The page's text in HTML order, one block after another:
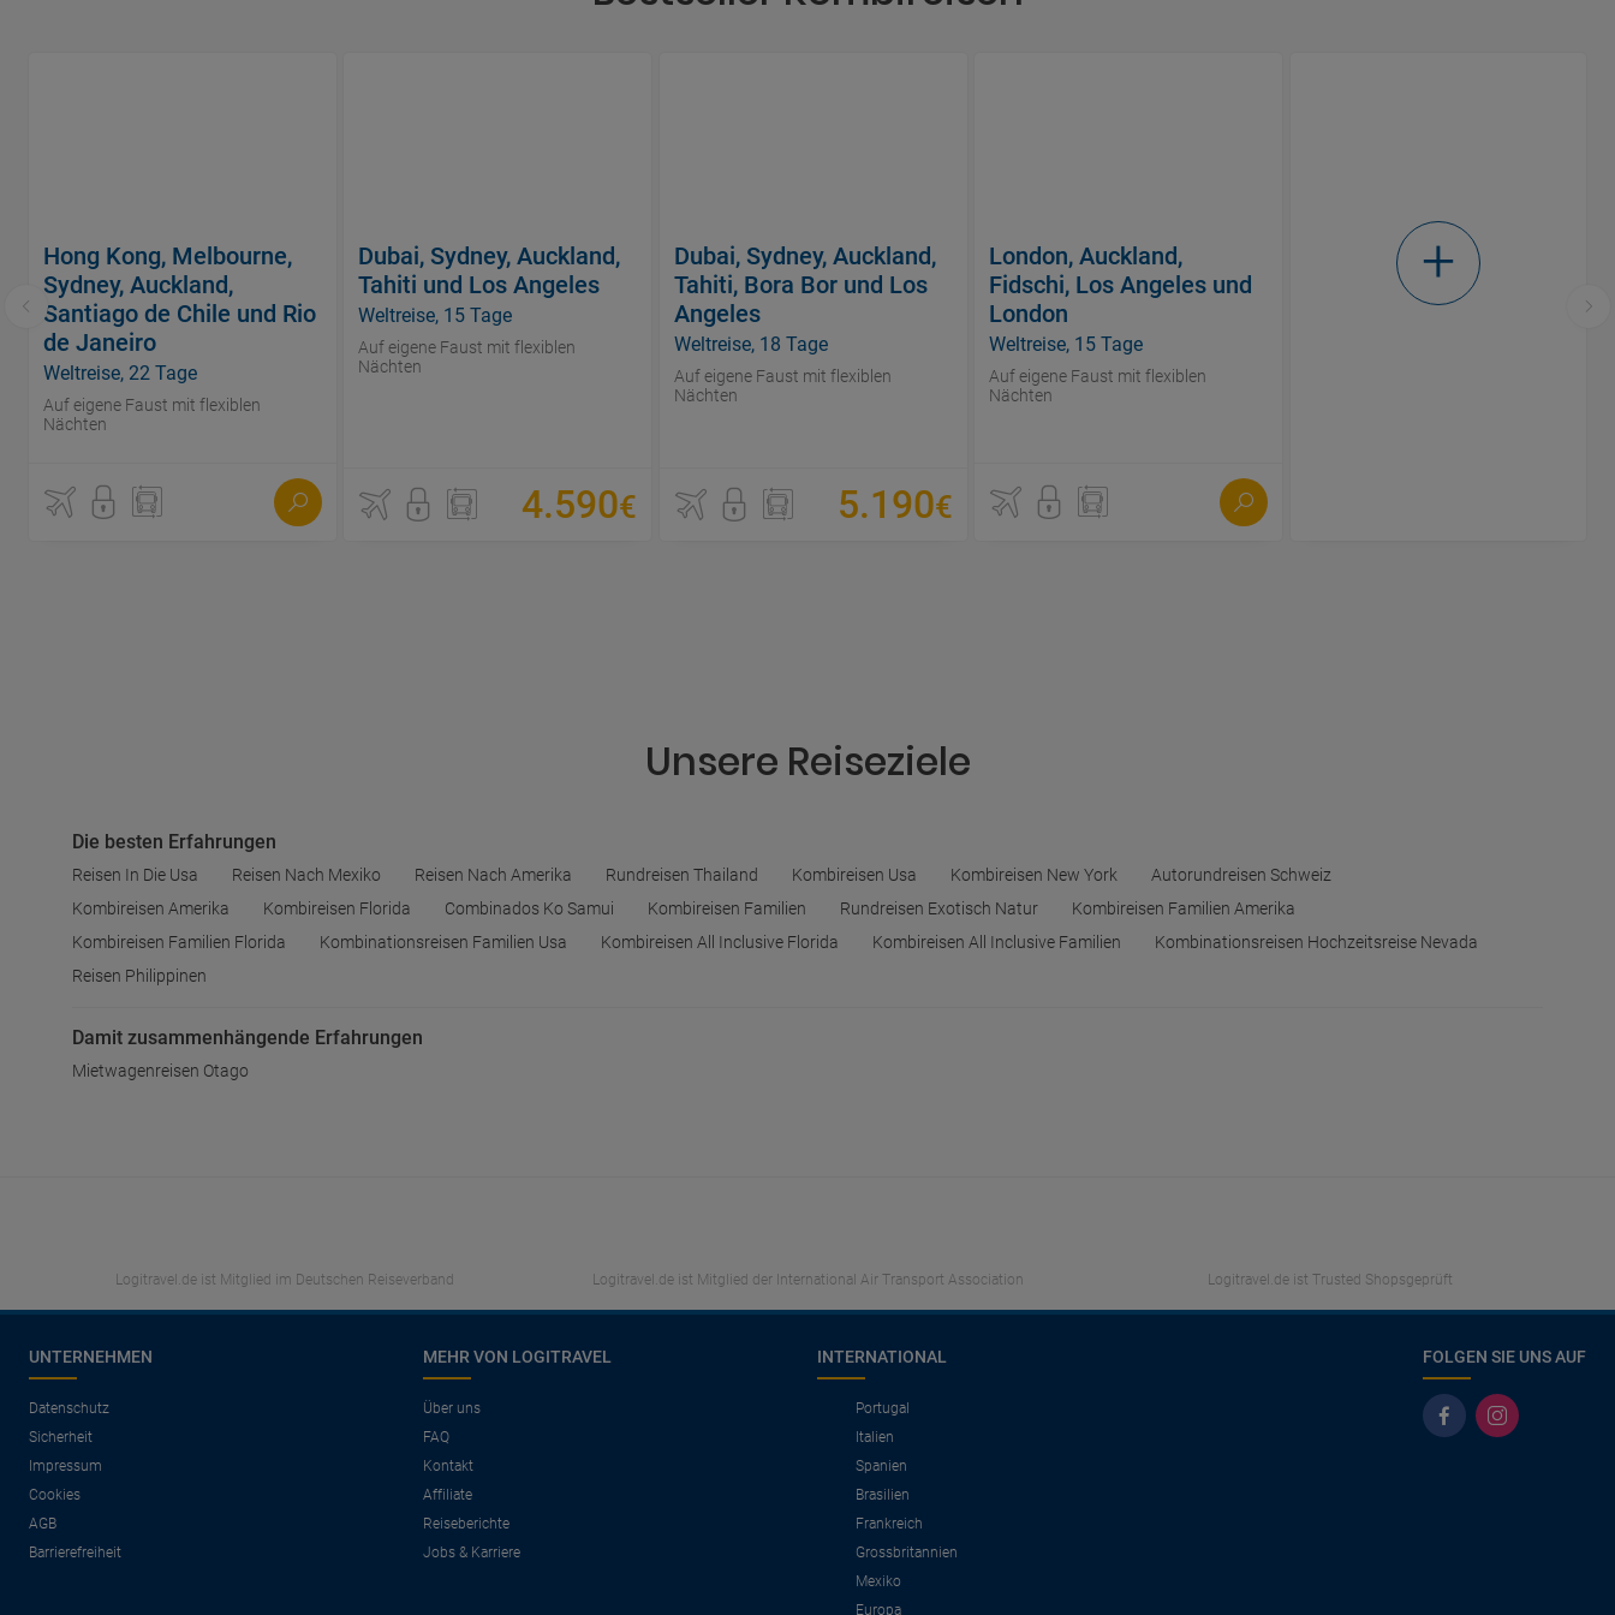
Hong Kong, Melbourne,
Sydney, Auckland,
Santiago de Chile und Rio
de Janeiro
Weltreise, 22 Tage
Auf eigene Faust mit flexiblen
Nächten
Dubai, Sydney, Auckland,
Tahiti und Los Angeles
Weltreise, 15 Tage
Auf eigene Faust mit flexiblen
Nächten
4.590€
Dubai, Sydney, Auckland,
Tahiti, Bora Bor und Los
Angeles
Weltreise, 18 Tage
Auf eigene Faust mit flexiblen
Nächten
5.190€
London, Auckland,
Fidschi, Los Angeles und
London
Weltreise, 15 Tage
Auf eigene Faust mit flexiblen
Nächten
Unsere Reiseziele
Die besten Erfahrungen
Reisen In Die Usa Reisen Nach Mexiko Reisen Nach Amerika Rundreisen Thailand Kombireisen Usa Kombireisen New York
Autorundreisen Schweiz
Kombireisen Amerika
Kombireisen Florida Combinados Ko Samui Kombireisen Familien Rundreisen Exotisch Natur
Kombireisen Familien Amerika
Kombireisen Familien Florida
Kombinationsreisen Familien Usa Kombireisen All Inclusive Florida Kombireisen All Inclusive Familien
Kombinationsreisen Hochzeitsreise Nevada
Reisen Philippinen
Damit zusammenhängende Erfahrungen
Mietwagenreisen Otago
Logitravel.de ist Mitglied im Deutschen Reiseverband Logitravel.de ist Mitglied der International Air Transport Association Logitravel.de ist Trusted Shopsgeprüft
UNTERNEHMEN
Datenschutz
Sicherheit
Impressum
Cookies
AGB
Barrierefreiheit
MEHR VON LOGITRAVEL
Über uns
FAQ
Kontakt
Affiliate
Reiseberichte
Jobs & Karriere
INTERNATIONAL
Portugal
Italien
Spanien
Brasilien
Frankreich
Grossbritannien
Mexiko
Europa
FOLGEN SIE UNS AUF